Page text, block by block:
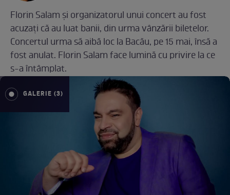
Florin Salam și organizatorul unui concert au fost
acuzați că au luat banii, din urma vânzării biletelor.
Concertul urma să aibă loc la Bacău, pe 15 mai, însă a
fost anulat. Florin Salam face lumină cu privire la ce
s-a întâmplat.
GALERIE (3)